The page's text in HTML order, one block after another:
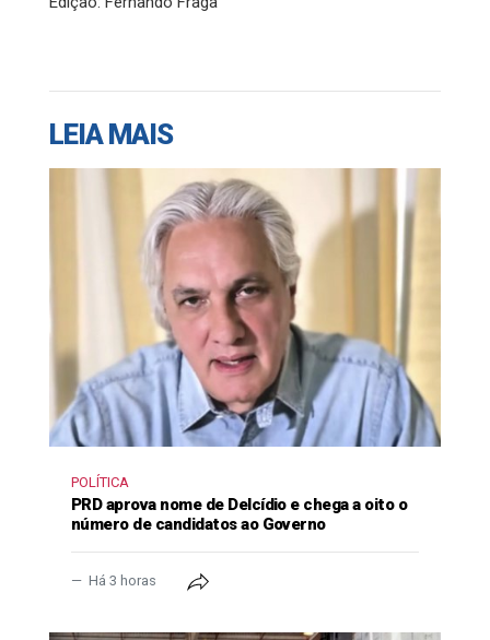
LEIA MAIS
POLÍTICA
PRD aprova nome de Delcídio e chega a oito o
número de candidatos ao Governo
Há 3 horas